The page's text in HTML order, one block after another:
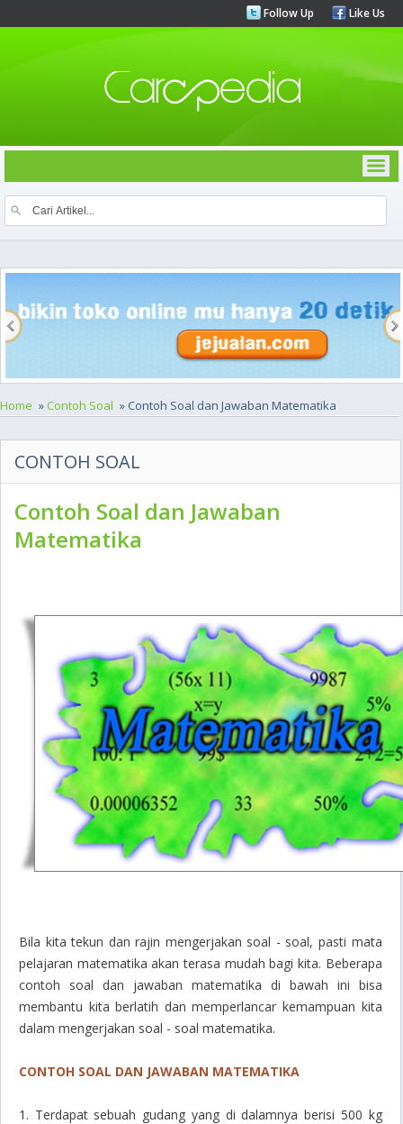
Follow Up Like Us
Home »Contoh Soal » Contoh Soal dan Jawaban Matematika
CONTOH SOAL
Contoh Soal dan Jawaban
Matematika
Bila kita tekun dan rajin mengerjakan soal - soal, pasti mata
pelajaran matematika akan terasa mudah bagi kita. Beberapa
contoh soal dan jawaban matematika di bawah ini bisa
membantu kita berlatih dan memperlancar kemampuan kita
dalam mengerjakan soal - soal matematika.
CONTOH SOAL DAN JAWABAN MATEMATIKA
1. Terdapat sebuah gudang yang di dalamnya berisi 500 kg